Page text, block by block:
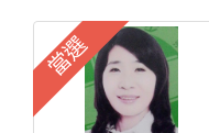
當選